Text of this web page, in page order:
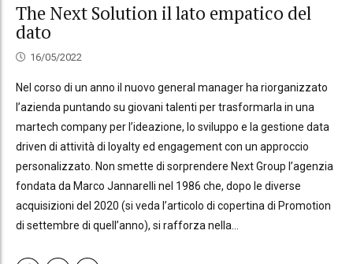
The Next Solution il lato empatico del
dato
16/05/2022
Nel corso di un anno il nuovo general manager ha riorganizzato
l’azienda puntando su giovani talenti per trasformarla in una
martech company per l’ideazione, lo sviluppo e la gestione data
driven di attività di loyalty ed engagement con un approccio
personalizzato. Non smette di sorprendere Next Group l’agenzia
fondata da Marco Jannarelli nel 1986 che, dopo le diverse
acquisizioni del 2020 (si veda l’articolo di copertina di Promotion
di settembre di quell’anno), si rafforza nella...